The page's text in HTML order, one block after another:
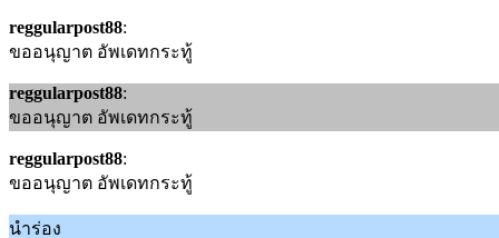
reggularpost88:
ขออนุญาต อัพเดทกระทู้
reggularpost88:
ขออนุญาต อัพเดทกระทู้
reggularpost88:
ขออนุญาต อัพเดทกระทู้
นำร่อง